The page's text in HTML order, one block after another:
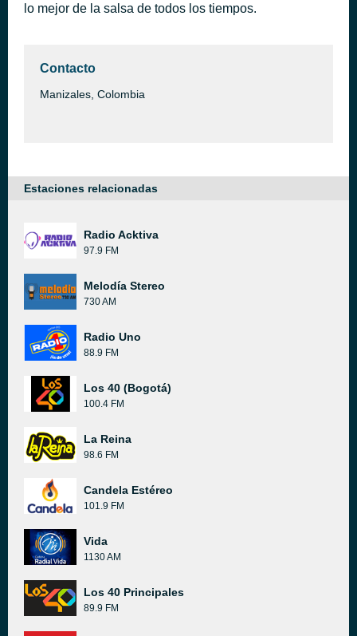
lo mejor de la salsa de todos los tiempos.
Contacto
Manizales, Colombia
Estaciones relacionadas
Radio Acktiva
97.9 FM
Melodía Stereo
730 AM
Radio Uno
88.9 FM
Los 40 (Bogotá)
100.4 FM
La Reina
98.6 FM
Candela Estéreo
101.9 FM
Vida
1130 AM
Los 40 Principales
89.9 FM